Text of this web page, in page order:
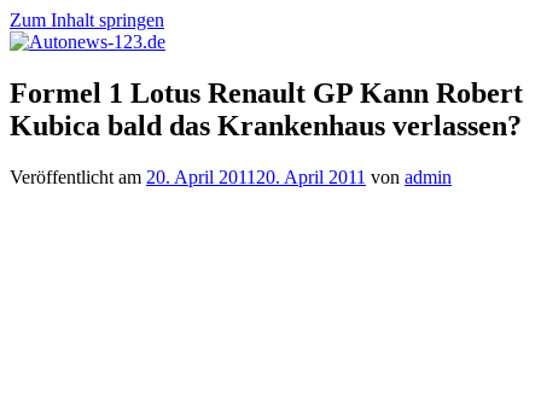
Zum Inhalt springen
Autonews-
123.de
Autonews
mit
Charme
Formel 1 Lotus Renault GP Kann Robert
Kubica bald das Krankenhaus verlassen?
Veröffentlicht am 20. April 2011 20. April 2011 von admin